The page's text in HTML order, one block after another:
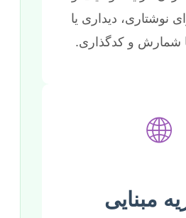
نوشتاری، دیداری یا
شمارش و کدگذاری.
🌐
مبنایی